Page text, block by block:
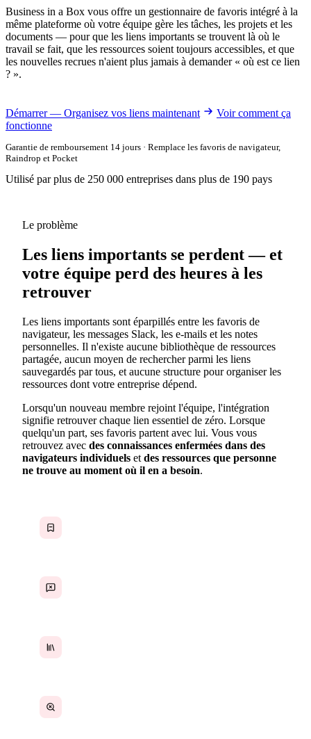
Business in a Box vous offre un gestionnaire de favoris intégré à la
même plateforme où votre équipe gère les tâches, les projets et les
documents — pour que les liens importants se trouvent là où le
travail se fait, que les ressources soient toujours accessibles, et que
les nouvelles recrues n'aient plus jamais à demander « où est ce lien
? ».
Démarrer — Organisez vos liens maintenant
Voir comment ça
fonctionne
Garantie de remboursement 14 jours · Remplace les favoris de navigateur,
Raindrop et Pocket
Utilisé par plus de 250 000 entreprises dans plus de 190 pays
Le problème
Les liens importants se perdent — et
votre équipe perd des heures à les
retrouver
Les liens importants sont éparpillés entre les favoris de
navigateur, les messages Slack, les e-mails et les notes
personnelles. Il n'existe aucune bibliothèque de ressources
partagée, aucun moyen de rechercher parmi les liens
sauvegardés par tous, et aucune structure pour organiser les
ressources dont votre entreprise dépend.
Lorsqu'un nouveau membre rejoint l'équipe, l'intégration
signifie retrouver chaque lien essentiel de zéro. Lorsque
quelqu'un part, ses favoris partent avec lui. Vous vous
retrouvez avec des connaissances enfermées dans des
navigateurs individuels et des ressources que personne
ne trouve au moment où il en a besoin.